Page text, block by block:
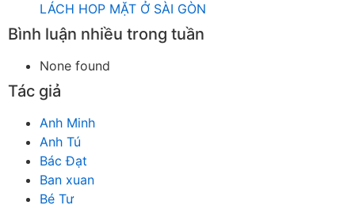
LÁCH HOP MẶT Ở SÀI GÒN
Bình luận nhiều trong tuần
None found
Tác giả
Anh Minh
Anh Tú
Bác Đạt
Ban xuan
Bé Tư